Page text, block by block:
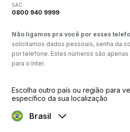
SAC
0800 940 9999
Não ligamos pra você por esses
solicitamos dados pessoais, senha da
por telefone. Estes números são
para o Inter.
Escolha outro país ou região para
específico da sua localização
Brasil